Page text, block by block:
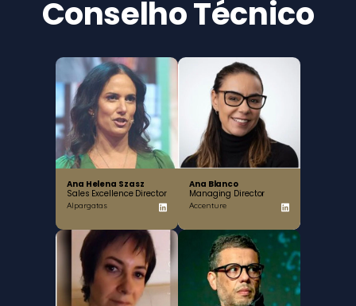
Conselho Técnico
Ana Helena Szasz
Sales Excellence Director
Alpargatas
Ana Blanco
Managing Director
Accenture